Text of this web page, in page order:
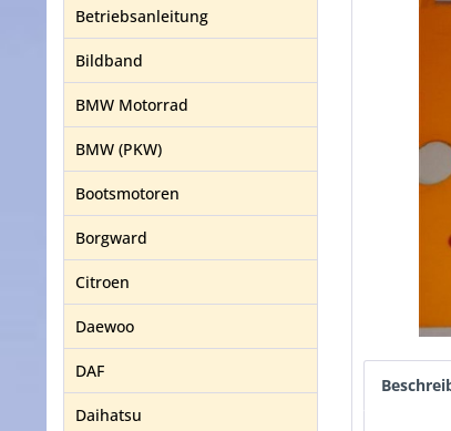
Betriebsanleitung
Bildband
BMW Motorrad
BMW (PKW)
Bootsmotoren
Borgward
Citroen
Daewoo
DAF
Daihatsu